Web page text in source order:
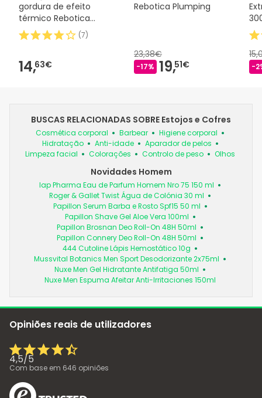
gordura de efeito
térmico Rebotica
250ml
(7)
14,63€
Rebotica Plumping
23,38€
-17% 19,51€ -
BUSCAS RELACIONADAS SOBRE Estojos e Cofres
Cosmética corporal Barbear
Higiene corporal
Hidratação
Anti-idade
Aparador de pelos
Limpeza facial
Colorações Controlo de peso Olhos
Novidades Homem
Iap Pharma Eau de Parfum Homem Nro 75 150 ml
Roger & Gallet Twist Água de Colónia 30 ml
Papillon Serum Barba e Rosto Spf15 50 ml
Papillon Shave Gel Aloe Vera 100ml
Papillon Brosnan Deo Roll-On 48H 50ml
Papillon Connery Deo Roll-On 48H 50ml
444 Cutoline Lápis Hemostático 10g
Mussvital Botanics Men Sport Desodorizante 2x75ml
Nuxe Men Gel Hidratante Antifatiga 50ml
Nuxe Men Espuma Afeitar Anti-Irritaciones 150ml
Opiniões reais de utilizadores
4,5/5
Com base em 646 opiniões